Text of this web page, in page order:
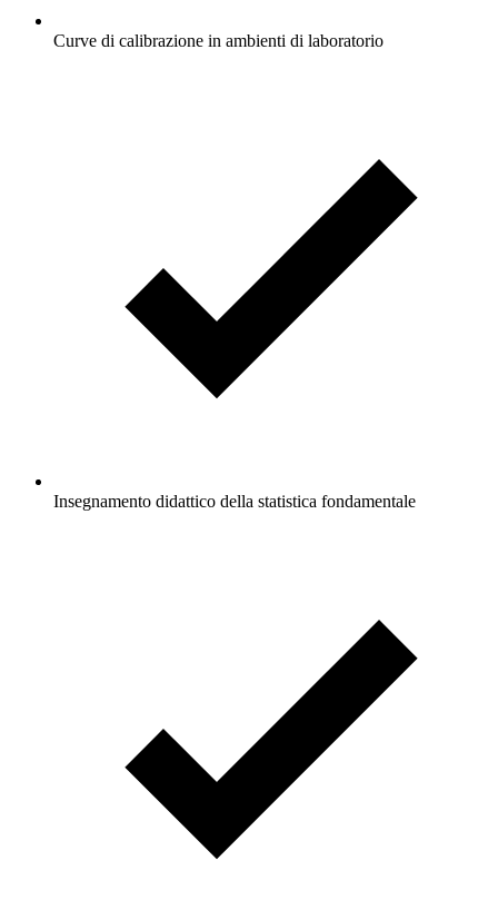
Curve di calibrazione in ambienti di laboratorio
Insegnamento didattico della statistica fondamentale